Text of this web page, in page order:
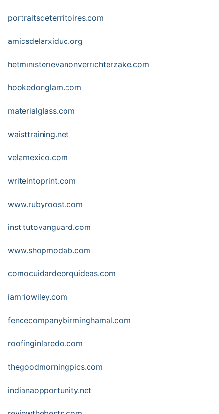
portraitsdeterritoires.com
amicsdelarxiduc.org
hetministerievanonverrichterzake.com
hookedonglam.com
materialglass.com
waisttraining.net
velamexico.com
writeintoprint.com
www.rubyroost.com
institutovanguard.com
www.shopmodab.com
comocuidardeorquideas.com
iamriowiley.com
fencecompanybirminghamal.com
roofinginlaredo.com
thegoodmorningpics.com
indianaopportunity.net